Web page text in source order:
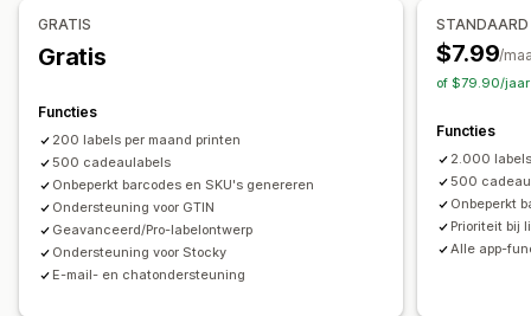
Label afdrukken
In bulk afdrukken
Aangepaste maat
GRATIS
Gratis
Functies
200 labels per maand printen
500 cadeaulabels
Onbeperkt barcodes en SKU's genereren
Ondersteuning voor GTIN
Geavanceerd/Pro-labelontwerp
Ondersteuning voor Stocky
E-mail- en chatondersteuning
STANDAARD
$7.99/
of $79.90/jaar
Functies
2.000
500
Onbeperkt
Prioriteit bij
Alle app-